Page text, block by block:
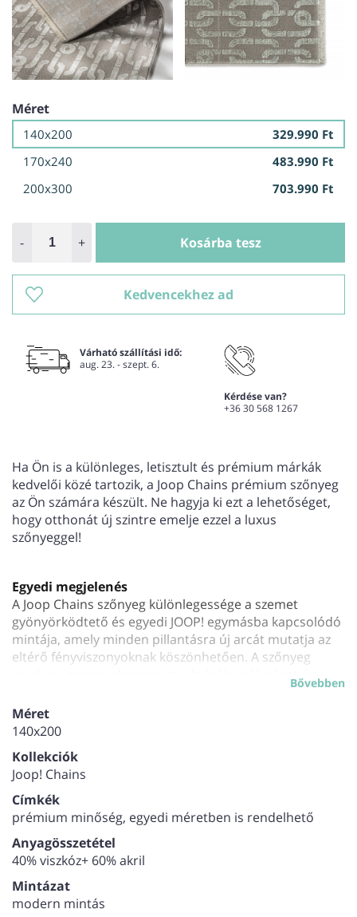
Méret
140x200
329.990 Ft
170x240
483.990 Ft
200x300
703.990 Ft
- + Kosárba tesz
Kedvencekhez ad
Várható szállítási idő:
aug. 23. - szept. 6.
Kérdése van?
+36 30 568 1267
Ha Ön is a különleges, letisztult és prémium márkák
kedvelői közé tartozik, a Joop Chains prémium szőnyeg
az Ön számára készült. Ne hagyja ki ezt a lehetőséget,
hogy otthonát új szintre emelje ezzel a luxus
szőnyeggel!
Egyedi megjelenés
A Joop Chains szőnyeg különlegessége a szemet
gyönyörködtető és egyedi JOOP! egymásba kapcsolódó
mintája, amely minden pillantásra új arcát mutatja az
eltérő fényviszonyoknak köszönhetően. A szőnyeg
modern, magas-alacsony struktúrája mélységet és
Kényelem és elegancia
A szőnyeg magas minőségű viszkózszálakból készült,
kidolgozottság hozzájárul a szőnyeg elegáns és
kifinomult megjelenéséhez.
Praktikus megoldások
Prémium minőség : A Joop Chains prémium szőnyeg
közül a kiváló anyagminőségével és a részletekre
való odafigyeléssel.
Könnyű karbantartás
szívófejjel elegendő ahhoz, hogy a szőnyeg hosszú
Bővebben
Méret
140x200
Kollekciók
Joop! Chains
Címkék
prémium minőség, egyedi méretben is rendelhető
Anyagösszetétel
40% viszkóz+ 60% akril
Mintázat
modern mintás